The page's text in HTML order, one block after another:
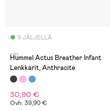
9 JÄLJELLÄ
(0)
Hummel Actus Breather Infant
Lenkkarit, Anthracite
30,90 €
Ovh: 39,90 €